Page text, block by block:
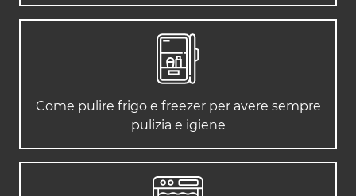
Come pulire frigo e freezer per avere sempre
pulizia e igiene